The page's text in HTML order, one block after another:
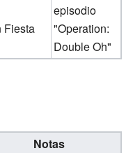
Fiesta
episodio
"Operation:
Double Oh"
Notas